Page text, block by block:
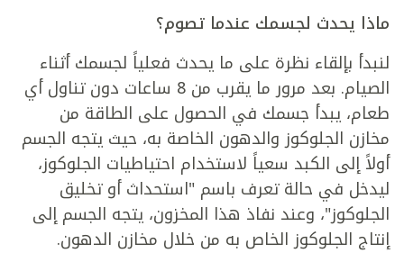
ماذا يحدث لجسمك عندما تصوم؟
لنبدأ بإلقاء نظرة على ما يحدث فعلياً لجسمك أثناء
الصيام. بعد مرور ما يقرب من 8 ساعات دون تناول أي
طعام، يبدأ جسمك في الحصول على الطاقة من
مخازن الجلوكوز والدهون الخاصة به، حيث يتجه الجسم
أولاً إلى الكبد سعياً لاستخدام احتياطيات الجلوكوز،
ليدخل في حالة تعرف باسم "استحداث أو تخليق
الجلوكوز"، وعند نفاذ هذا المخزون، يتجه الجسم إلى
إنتاج الجلوكوز الخاص به من خلال مخازن الدهون.